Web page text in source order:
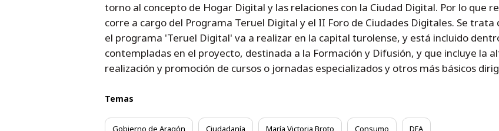
torno al concepto de Hogar Digital y las relaciones con la Ciudad Digital. Por lo que
corre a cargo del Programa Teruel Digital y el II Foro de Ciudades Digitales. Se
el programa 'Teruel Digital' va a realizar en la capital turolense, y está incluido
contempladas en el proyecto, destinada a la Formación y Difusión, y que incluye la
realización y promoción de cursos o jornadas especializados y otros más básicos
Temas
Gobierno de Aragón Ciudadanía María Victoria Broto Consumo DFA